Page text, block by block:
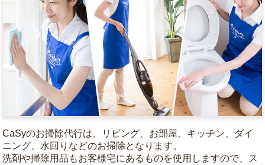
CaSyのお掃除代行は、リビング、お部屋、キッチン、ダイ
ニング、水回りなどのお掃除となります。
洗剤や掃除用品もお客様宅にあるものを使用しますので、ス